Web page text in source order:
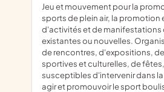
Jeu et mouvement pour la promotion des boules et des
sports de plein air, la promotion
d'activités et de manifestations
existantes ou nouvelles.
de rencontres, d'expositions,
sportives et culturelles, de
susceptibles d'intervenir dans
agir et promouvoir le sport